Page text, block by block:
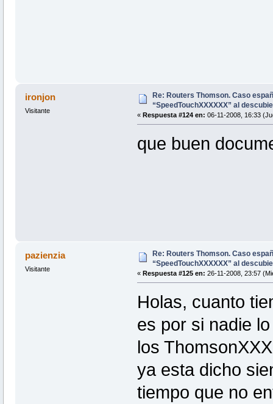
ironjon
Visitante
Re: Routers Thomson. Caso
“SpeedTouchXXXXXX” al
« Respuesta #124 en: 06-11-2008, 16:33
que buen
pazienzia
Visitante
Re: Routers Thomson. Caso
“SpeedTouchXXXXXX” al
« Respuesta #125 en: 26-11-2008, 23:57
Holas, cuanto
es por si nadie
los
ya esta dicho
tiempo que no